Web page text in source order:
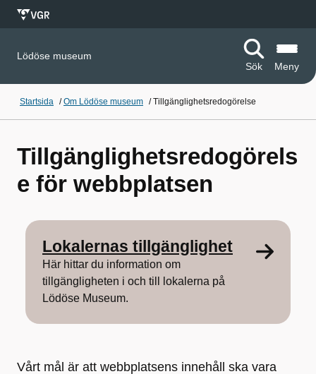
Lödöse museum
Sök
Meny
Startsida /Om Lödöse museum /Tillgänglighetsredogörelse
Tillgänglighetsredogörels
e för webbplatsen
Lokalernas tillgänglighet
Här hittar du information om
tillgängligheten i och till lokalerna på
Lödöse Museum.
Vårt mål är att webbplatsens innehåll ska vara